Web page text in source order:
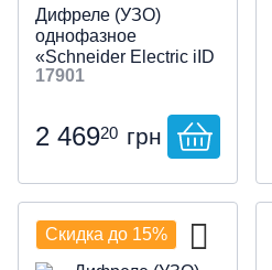
Дифреле (УЗО)
однофазное
«Schneider Electric iID
K» 2p 40 Aмер 30мА
17901
2 46920 грн
Скидка до 15%